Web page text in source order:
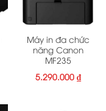
Máy in đa chức
năng Canon
MF235
5.290.000₫